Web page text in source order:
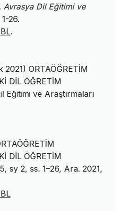
Avrasya Dil Eğitimi ve
26.
.
ORTAÖĞRETİM
DİL ÖĞRETİM
Eğitimi ve Araştırmaları
DİL ÖĞRETİM
sy 2, ss. 1–26, Ara. 2021,